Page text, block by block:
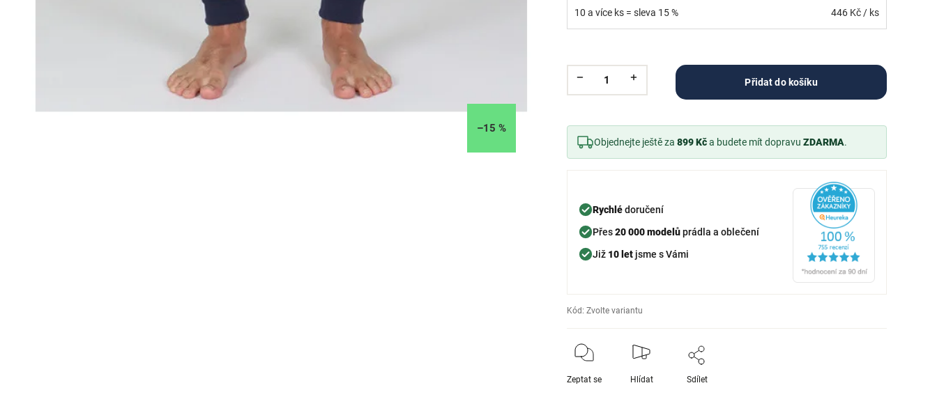
–15 %
10 a více ks = sleva 15 % 446 Kč / ks
Přidat do košíku
Objednejte ještě za 899 Kča budete mít dopravu ZDARMA.
Rychlédoručení
Přes20 000 modelůprádla a oblečení
Již 10 letjsme s Vámi
Kód: Zvolte variantu
Zeptat se Hlídat Sdílet